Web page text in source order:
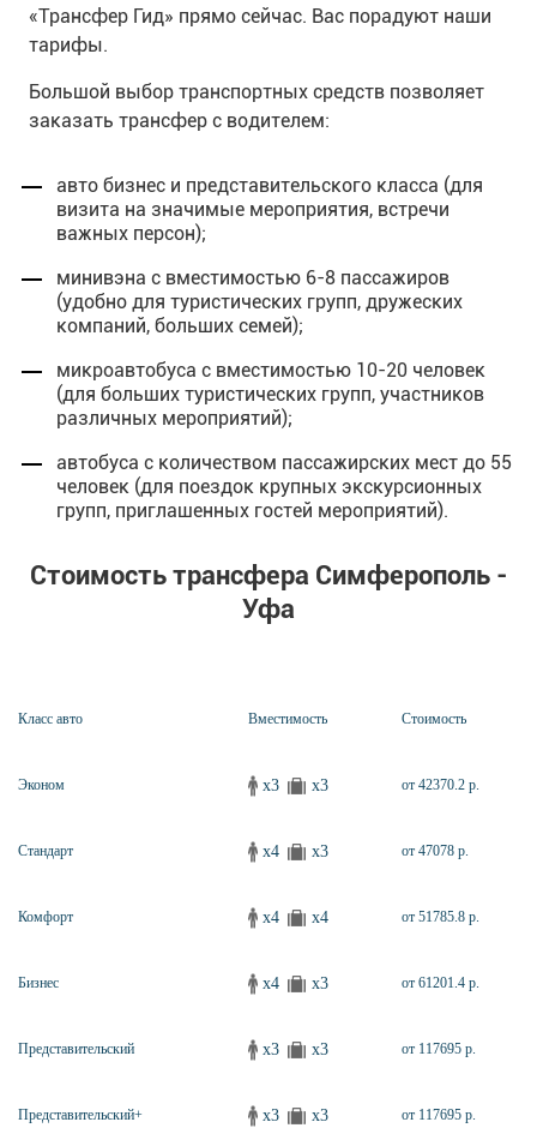
«Трансфер Гид» прямо сейчас. Вас порадуют наши
тарифы.
Большой выбор транспортных средств позволяет
заказать трансфер с водителем:
авто бизнес и представительского класса (для
визита на значимые мероприятия, встречи
важных персон);
минивэна с вместимостью 6-8 пассажиров
(удобно для туристических групп, дружеских
компаний, больших семей);
микроавтобуса с вместимостью 10-20 человек
(для больших туристических групп, участников
различных мероприятий);
автобуса с количеством пассажирских мест до 55
человек (для поездок крупных экскурсионных
групп, приглашенных гостей мероприятий).
Стоимость трансфера Симферополь -
Уфа
Класс авто Вместимость Стоимость
Эконом x3 x3 от 42370.2 р.
Стандарт x4 x3 от 47078 р.
Комфорт x4 x4 от 51785.8 р.
Бизнес x4 x3 от 61201.4 р.
Представительский x3 x3 от 117695 р.
Представительский+ x3 x3 от 117695 р.